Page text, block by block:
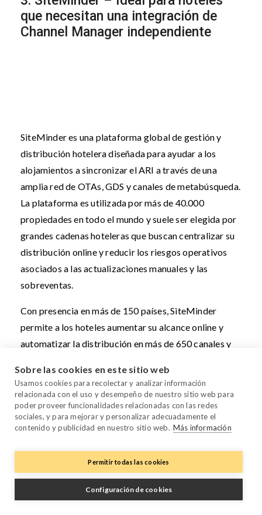
que necesitan una integración de
Channel Manager independiente
SiteMinder es una plataforma global de gestión y
distribución hotelera diseñada para ayudar a los
alojamientos a sincronizar el ARI a través de una
amplia red de OTAs, GDS y canales de metabúsqueda.
La plataforma es utilizada por más de 40.000
propiedades en todo el mundo y suele ser elegida por
grandes cadenas hoteleras que buscan centralizar su
distribución online y reducir los riesgos operativos
asociados a las actualizaciones manuales y las
sobreventas.
Con presencia en más de 150 países, SiteMinder
permite a los hoteles aumentar su alcance online y
automatizar la distribución en más de 650 canales y
buena solución para propiedades que desean
diversificar su mix de canales en varios países y
obtener una amplia visibilidad sin complicar en
exceso los flujos de trabajo de distribución.
SiteMinder se adopta habitualmente como un Channel
Manager independiente por hoteles que ya operan
especialmente conocido por su amplio ecosistema de
Sobre las cookies en este sitio web
Usamos cookies para recolectar y analizar información
relacionada con el uso y desempeño de nuestro sitio web para
poder proveer funcionalidades relacionadas con las redes
sociales, y para mejorar y personalizar adecuadamente el
contenido y publicidad en nuestro sitio web. Más información
Permitir todas las cookies
Configuración de cookies